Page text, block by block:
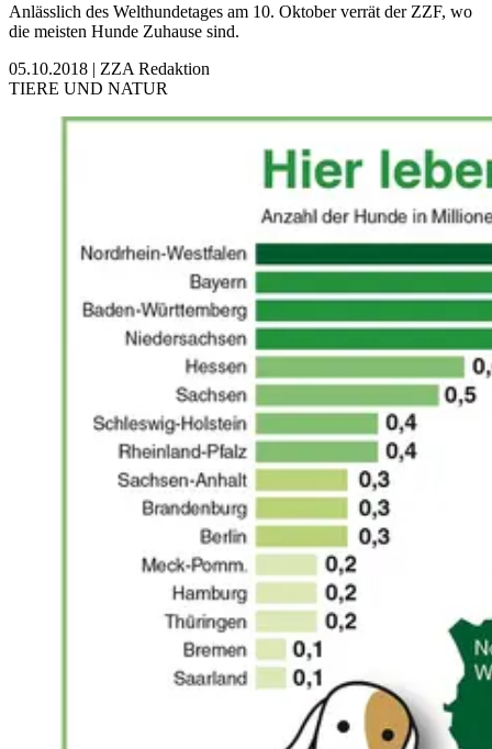
Anlässlich des Welthundetages am 10. Oktober verrät der ZZF, wo
die meisten Hunde Zuhause sind.
05.10.2018 | ZZA Redaktion
TIERE UND NATUR